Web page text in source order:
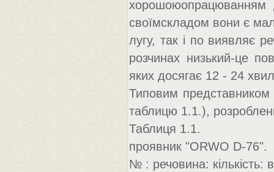
хорошоюопрацюванням
своїмскладом вони є
лугу, так і по виявляє
розчинах низький-це
яких досягає 12 - 24
Типовим представником
таблицю 1.1.),
Таблиця 1.1.
проявник "ORWO D-76".
№ : речовина: кількість: